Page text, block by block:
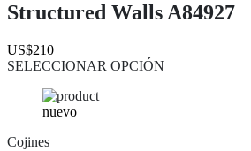
Structured Walls A84927
US$210
SELECCIONAR OPCIÓN
nuevo
Cojines